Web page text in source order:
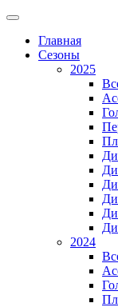
Главная
Сезоны
2025
2024